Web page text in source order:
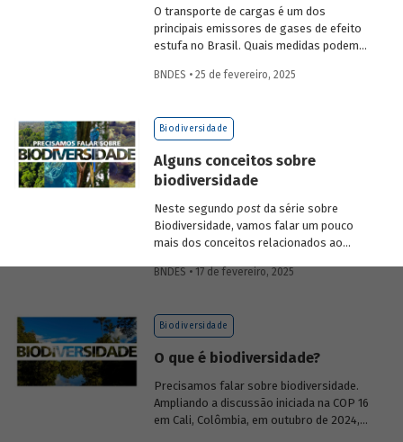
O transporte de cargas é um dos
principais emissores de gases de efeito
estufa no Brasil. Quais medidas podem
ambiental? Confira as estratégias que
BNDES • 25 de fevereiro, 2025
Biodiversidade
Alguns conceitos sobre
biodiversidade
Neste segundo postda série sobre
Biodiversidade, vamos falar um pouco
mais dos conceitos relacionados ao
ecossistêmicos, entre outros.
BNDES • 17 de fevereiro, 2025
Biodiversidade
O que é biodiversidade?
Precisamos falar sobre biodiversidade.
Ampliando a discussão iniciada na COP 16
em Cali, Colômbia, em outubro de 2024,